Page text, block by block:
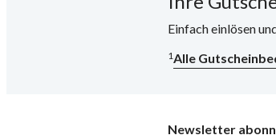
Einfach einlösen
1Alle
Newsletter